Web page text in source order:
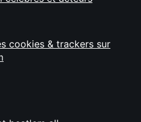
cookies & trackers sur